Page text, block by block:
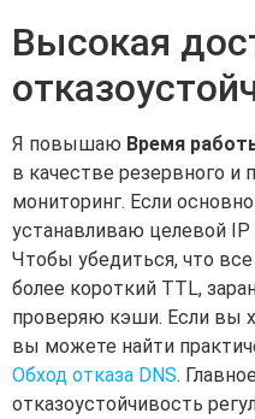
Высокая
Я повышаю Время
в качестве резервного и
мониторинг. Если
устанавливаю целевой IP
Чтобы убедиться, что
более короткий TTL,
проверяю кэши. Если вы
вы можете найти
Обход отказа DNS.
отказоустойчивость